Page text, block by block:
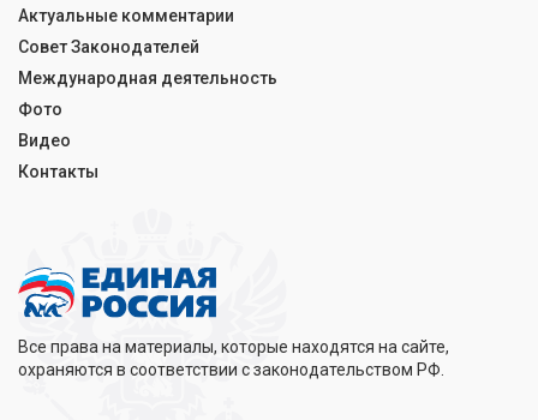
Все права на материалы, которые находятся на сайте,
охраняются в соответствии с законодательством РФ.
Актуальные комментарии
Совет Законодателей
Международная деятельность
Фото
Видео
Контакты